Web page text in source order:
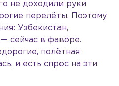
не доходили руки
перелёты. Поэтому
Узбекистан,
— сейчас в фаворе.
полётная
и есть спрос на эти